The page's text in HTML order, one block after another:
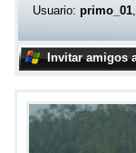
Usuario: primo_01,
Invitar amigos